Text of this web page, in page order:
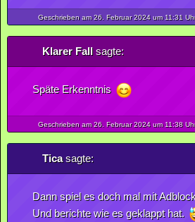
Geschrieben am 26. Februar2024um 11:31
Klarer Fallsagte:
Späte Erkenntnis
Geschrieben am 26. Februar2024um 11:38
Ticasagte:
Dann spiel es doch mal mit
Und berichte wie es geklappt hat.